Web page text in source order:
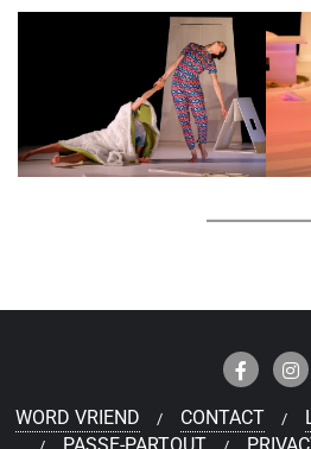
WORD VRIEND CONTACT